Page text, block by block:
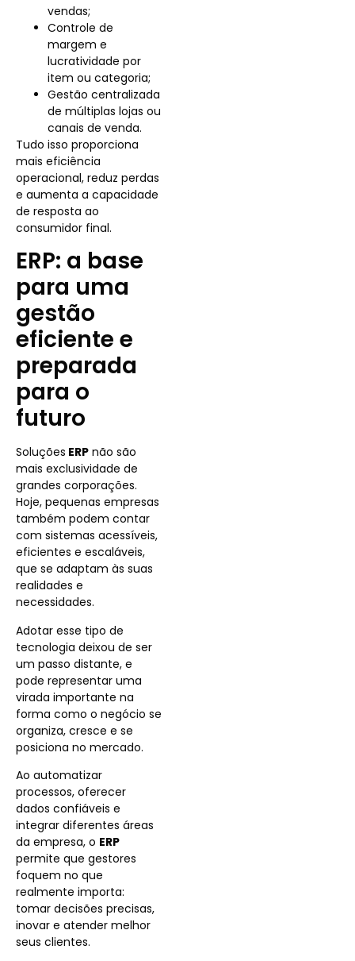
vendas;
Controle de
margem e
lucratividade por
item ou categoria;
Gestão centralizada
de múltiplas lojas ou
canais de venda.
Tudo isso proporciona
mais eficiência
operacional, reduz perdas
e aumenta a capacidade
de resposta ao
consumidor final.
ERP: a base
para uma
gestão
eficiente e
preparada
para o
futuro
Soluções ERP não são
mais exclusividade de
grandes corporações.
Hoje, pequenas empresas
também podem contar
com sistemas acessíveis,
eficientes e escaláveis,
que se adaptam às suas
realidades e
necessidades.
Adotar esse tipo de
tecnologia deixou de ser
um passo distante, e
pode representar uma
virada importante na
forma como o negócio se
organiza, cresce e se
posiciona no mercado.
Ao automatizar
processos, oferecer
dados confiáveis e
integrar diferentes áreas
da empresa, o ERP
permite que gestores
foquem no que
realmente importa:
tomar decisões precisas,
inovar e atender melhor
seus clientes.